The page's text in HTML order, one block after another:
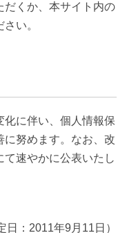
だくか、本サイト内の
い。
化に伴い、個人情報保
努めます。なお、改
速やかに公表いたし
：2011年9月11日）